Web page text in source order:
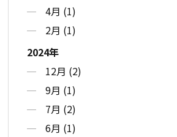
4月 (1)
2月 (1)
2024年
12月 (2)
9月 (1)
7月 (2)
6月 (1)